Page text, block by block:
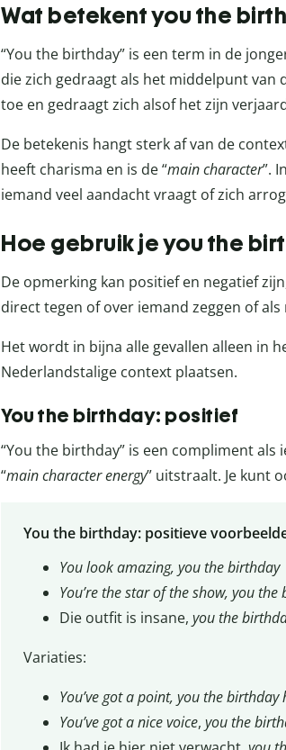
Wat betekent you the
“You the birthday” is een term in de
die zich gedraagt als het middelpunt van
toe en gedraagt zich alsof het zijn
De betekenis hangt sterk af van de
heeft charisma en is de “main character”.
iemand veel aandacht vraagt of zich
Hoe gebruik je you the
De opmerking kan positief en negatief
direct tegen of over iemand zeggen of
Het wordt in bijna alle gevallen alleen in
Nederlandstalige context plaatsen.
You the birthday: positief
“You the birthday” is een compliment
“main character energy” uitstraalt. Je kunt
You the birthday: positieve
You look amazing, you the birthday
You’re the star of the show, you the
Die outfit is insane, you the
Variaties:
You’ve got a point, you the birthday
You’ve got a nice voice, you the